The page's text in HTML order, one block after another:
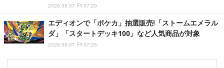
2026.08.07 Fri 07:20
エディオンで「ポケカ」抽選販売!「ストームエメラル
ダ」「スタートデッキ100」など人気商品が対象
2026.08.07 Fri 07:25